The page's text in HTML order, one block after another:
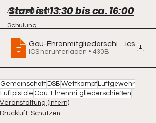
Arbeitsdienst
Schulung
Start ist 13:30 bis ca. 16:00
Gau-Ehrenmitgliederschießen
.ics
ICS herunterladen • 430B
Gemeinschaft DSB Wettkampf Luftgewehr
Luftpistole Gau-Ehrenmitgliederschießen
Veranstaltung (intern)
Druckluft-Schützen